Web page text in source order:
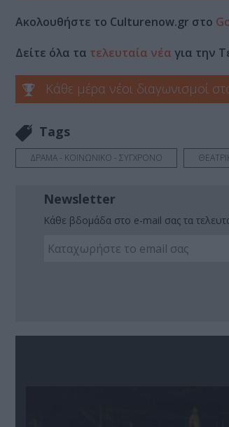
Ακολουθήστε το Culturenow.gr στο
Δείτε όλα τα τελευταία νέα για την
Κάθε μέρα νέοι διαγωνισμοί
Tags
ΔΡΑΜΑ - ΚΟΙΝΩΝΙΚΟ - ΣΥΓΧΡΟΝΟ
Newsletter
Κάθε βδομάδα στο e-mail σας τα